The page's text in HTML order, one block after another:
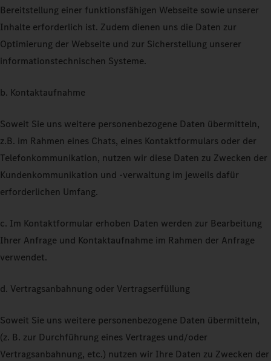
Bereitstellung einer funktionsfähigen Webseite sowie unserer
Inhalte erforderlich ist. Zudem dienen uns die Daten zur
Optimierung der Webseite und zur Sicherstellung unserer
informationstechnischen Systeme.
b. Kontaktaufnahme
Soweit Sie uns weitere personenbezogene Daten übermitteln,
z.B. im Rahmen eines Chats, eines Kontaktformulars oder der
Telefonkommunikation, nutzen wir diese Daten zu Zwecken der
Kundenkommunikation und -verwaltung im jeweils dafür
erforderlichen Umfang.
c. Im Kontaktformular erhoben Daten werden zur Bearbeitung
Ihrer Anfrage und Kontaktaufnahme im Rahmen der Anfrage
verwendet.
d. Vertragsanbahnung oder Vertragserfüllung
Soweit Sie uns weitere personenbezogene Daten übermitteln,
(z. B. zur Durchführung eines Vertrages und/oder
Vertragsanbahnung, etc.) nutzen wir Ihre Daten zu Zwecken der